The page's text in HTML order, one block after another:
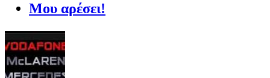
Μου αρέσει!